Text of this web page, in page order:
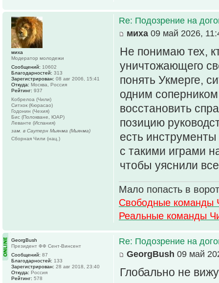
Re: Подозрение на
миха 09 май 2026,
Не понимаю тех,
уничтожающего
понять Укмерге,
одним
восстановить
позицию
есть
с такими играми
чтобы уяснили
Мало попасть в
Свободные команды
Реальные команды
миха
Модератор молодежи
Сообщений: 10602
Благодарностей: 313
Зарегистрирован: 08 авг 2006, 15:41
Откуда: Москва, Россия
Рейтинг: 937
Кобрелоа (Чили)
Ситхок (Кюрасао)
Годонин (Чехия)
Бис (Полокване, ЮАР)
Леванте (Испания)
зам. в Саутерн Мьянма (Мьянма)
Сборная Чили (нац.)
Re: Подозрение на
GeorgBush 09 май
Глобально не
GeorgBush
Президент ФФ Сент-Винсент
Сообщений: 87
Благодарностей: 133
Зарегистрирован: 28 авг 2018, 23:40
Откуда: Россия
Рейтинг: 578